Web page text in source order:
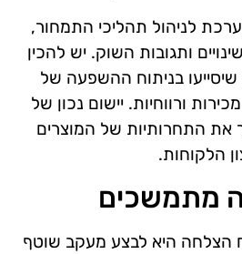
לניהול תהליכי התמחור,
ותגובות השוק. יש להכין
שיסייעו בניתוח ההשפעה של
ורווחיות. יישום נכון של
את התחרותיות של המוצרים
הלקוחות.
מתמשכים
הצלחה היא לבצע מעקב שוטף